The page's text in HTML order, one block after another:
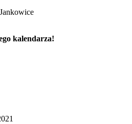
kalendarza!